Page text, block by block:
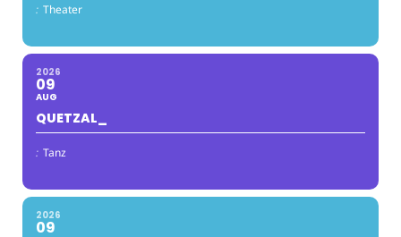
: Theater
2026
09
AUG
QUETZAL_
: Tanz
2026
09